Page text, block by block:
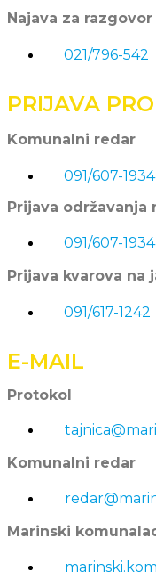
Najava za
021/796-542
PRIJAVA
Komunalni redar
091/607-1934
Prijava održavanja
091/607-1934
Prijava kvarova na
091/617-1242
E-MAIL
Protokol
Komunalni redar
Marinski